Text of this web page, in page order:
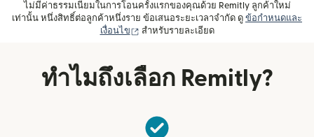
ไม่มีค่าธรรมเนียมในการโอนครั้งแรกของคุณด้วย Remitly ลูกค้าใหม่
เท่านั้น หนึ่งสิทธิ์ต่อลูกค้าหนึ่งราย ข้อเสนอระยะเวลาจำกัด ดู ข้อกำหนดและ
เงื่อนไข
(เปิดในหน้าต่างใหม่)
สำหรับรายละเอียด
ทำไมถึงเลือก Remitly?